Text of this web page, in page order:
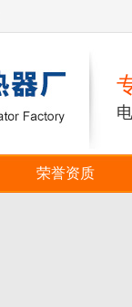
荣誉资质